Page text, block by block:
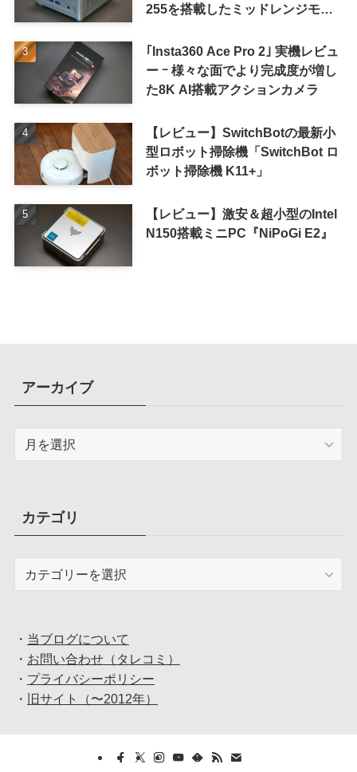
255を搭載したミッドレンジモデ
｢Insta360 Ace Pro 2｣ 実機レビュ
ー ｰ 様々な面でより完成度が増し
た8K AI搭載アクションカメラ
【レビュー】SwitchBotの最新小
型ロボット掃除機「SwitchBot ロ
ボット掃除機 K11+」
【レビュー】激安＆超小型のIntel
N150搭載ミニPC『NiPoGi E2』
アーカイブ
ブカテゴリ
・ 当ブログについて
・ お問い合わせ（タレコミ）
・ プライバシーポリシー
・
旧サイト（〜2012年）